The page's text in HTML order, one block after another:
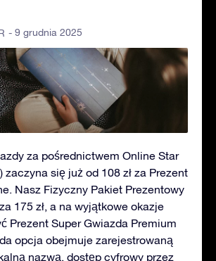
- 9 grudnia 2025
za pośrednictwem Online Star
zaczyna się już od 108 zł za Prezent
Nasz Fizyczny Pakiet Prezentowy
175 zł, a na wyjątkowe okazje
Prezent Super Gwiazda Premium
opcja obejmuje zarejestrowaną
nazwą, dostęp cyfrowy przez